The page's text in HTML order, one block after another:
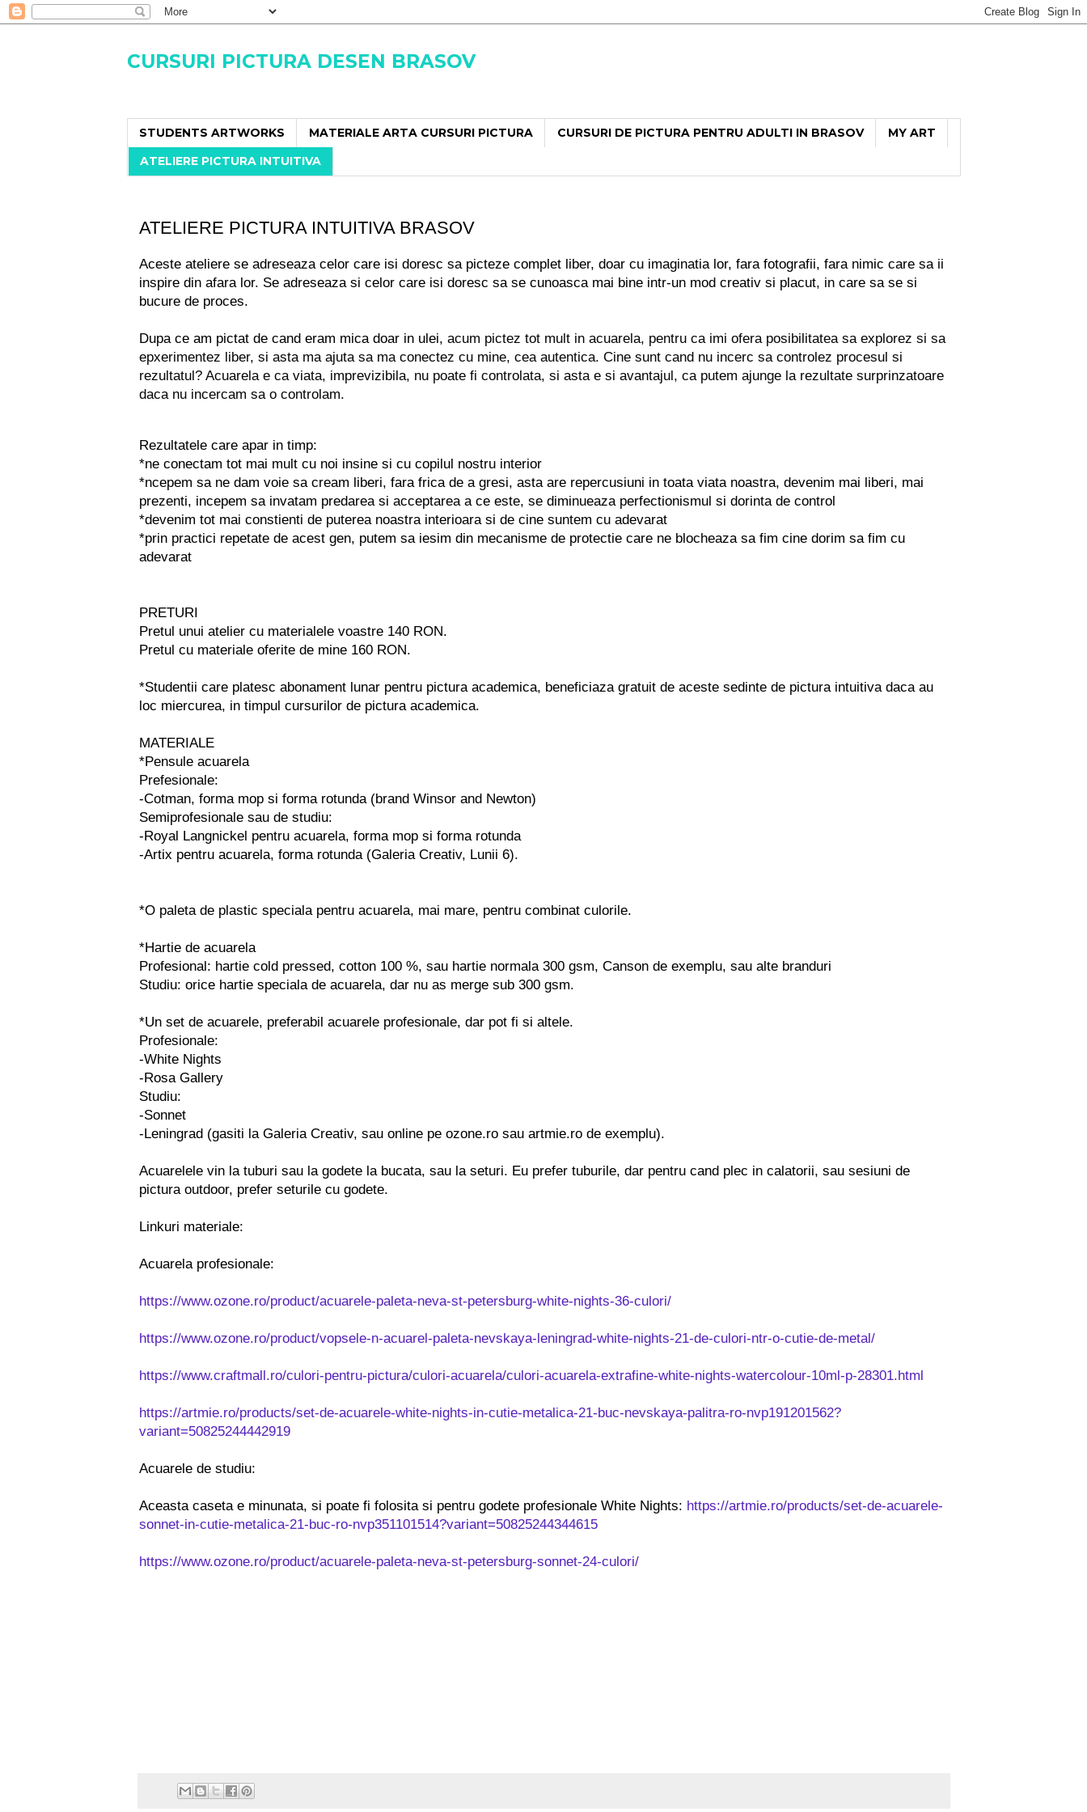
CURSURI PICTURA DESEN BRASOV
STUDENTS ARTWORKS MATERIALE ARTA CURSURI PICTURA CURSURI DE PICTURA PENTRU ADULTI IN BRASOV
MY ART
ATELIERE PICTURA INTUITIVA
ATELIERE PICTURA INTUITIVA BRASOV
Aceste ateliere se adreseaza celor care isi doresc sa picteze complet liber, doar cu imaginatia lor, fara fotografii, fara nimic care sa ii
inspire din afara lor. Se adreseaza si celor care isi doresc sa se cunoasca mai bine intr-un mod creativ si placut, in care sa se si
bucure de proces.
Dupa ce am pictat de cand eram mica doar in ulei, acum pictez tot mult in acuarela, pentru ca imi ofera posibilitatea sa explorez si sa
epxerimentez liber, si asta ma ajuta sa ma conectez cu mine, cea autentica. Cine sunt cand nu incerc sa controlez procesul si
rezultatul? Acuarela e ca viata, imprevizibila, nu poate fi controlata, si asta e si avantajul, ca putem ajunge la rezultate surprinzatoare
daca nu incercam sa o controlam.
Rezultatele care apar in timp:
*ne conectam tot mai mult cu noi insine si cu copilul nostru interior
*ncepem sa ne dam voie sa cream liberi, fara frica de a gresi, asta are repercusiuni in toata viata noastra, devenim mai liberi, mai
prezenti, incepem sa invatam predarea si acceptarea a ce este, se diminueaza perfectionismul si dorinta de control
*devenim tot mai constienti de puterea noastra interioara si de cine suntem cu adevarat
*prin practici repetate de acest gen, putem sa iesim din mecanisme de protectie care ne blocheaza sa fim cine dorim sa fim cu
adevarat
PRETURI
Pretul unui atelier cu materialele voastre 140 RON.
Pretul cu materiale oferite de mine 160 RON.
*Studentii care platesc abonament lunar pentru pictura academica, beneficiaza gratuit de aceste sedinte de pictura intuitiva daca au
loc miercurea, in timpul cursurilor de pictura academica.
MATERIALE
*Pensule acuarela
Prefesionale:
-Cotman, forma mop si forma rotunda (brand Winsor and Newton)
Semiprofesionale sau de studiu:
-Royal Langnickel pentru acuarela, forma mop si forma rotunda
-Artix pentru acuarela, forma rotunda (Galeria Creativ, Lunii 6).
*O paleta de plastic speciala pentru acuarela, mai mare, pentru combinat culorile.
*Hartie de acuarela
Profesional: hartie cold pressed, cotton 100 %, sau hartie normala 300 gsm, Canson de exemplu, sau alte branduri
Studiu: orice hartie speciala de acuarela, dar nu as merge sub 300 gsm.
*Un set de acuarele, preferabil acuarele profesionale, dar pot fi si altele.
Profesionale:
-White Nights
-Rosa Gallery
Studiu:
-Sonnet
-Leningrad (gasiti la Galeria Creativ, sau online pe ozone.ro sau artmie.ro de exemplu).
Acuarelele vin la tuburi sau la godete la bucata, sau la seturi. Eu prefer tuburile, dar pentru cand plec in calatorii, sau sesiuni de
pictura outdoor, prefer seturile cu godete.
Linkuri materiale:
Acuarela profesionale:
https://www.ozone.ro/product/acuarele-paleta-neva-st-petersburg-white-nights-36-culori/
https://www.ozone.ro/product/vopsele-n-acuarel-paleta-nevskaya-leningrad-white-nights-21-de-culori-ntr-o-cutie-de-metal/
https://www.craftmall.ro/culori-pentru-pictura/culori-acuarela/culori-acuarela-extrafine-white-nights-watercolour-10ml-p-28301.html
https://artmie.ro/products/set-de-acuarele-white-nights-in-cutie-metalica-21-buc-nevskaya-palitra-ro-nvp191201562?
variant=50825244442919
Acuarele de studiu:
Aceasta caseta e minunata, si poate fi folosita si pentru godete profesionale White Nights: https://artmie.ro/products/set-de-acuarele-
sonnet-in-cutie-metalica-21-buc-ro-nvp351101514?variant=50825244344615
https://www.ozone.ro/product/acuarele-paleta-neva-st-petersburg-sonnet-24-culori/